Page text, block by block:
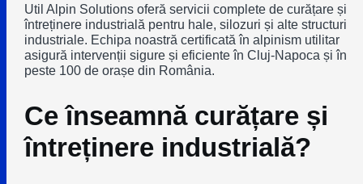
Util Alpin Solutions oferă servicii complete de curățare și
întreținere industrială pentru hale, silozuri și alte structuri
industriale. Echipa noastră certificată în alpinism utilitar
asigură intervenții sigure și eficiente în Cluj-Napoca și în
peste 100 de orașe din România.
Ce înseamnă curățare și
întreținere industrială?